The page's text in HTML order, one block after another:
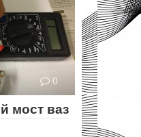
0
мост ваз